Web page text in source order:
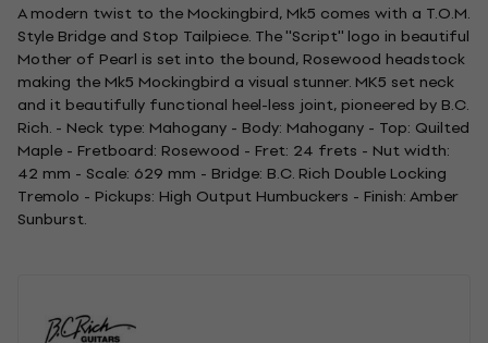
A modern twist to the Mockingbird, Mk5 comes with a T.O.M.
Style Bridge and Stop Tailpiece. The ''Script'' logo in beautiful
Mother of Pearl is set into the bound, Rosewood headstock
making the Mk5 Mockingbird a visual stunner. MK5 set neck
and it beautifully functional heel-less joint, pioneered by B.C.
Rich. - Neck type: Mahogany - Body: Mahogany - Top: Quilted
Maple - Fretboard: Rosewood - Fret: 24 frets - Nut width:
42 mm - Scale: 629 mm - Bridge: B.C. Rich Double Locking
Tremolo - Pickups: High Output Humbuckers - Finish: Amber
Sunburst.